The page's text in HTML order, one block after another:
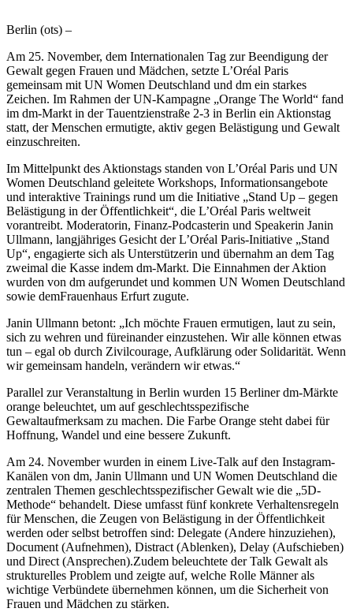
Berlin (ots) –
Am 25. November, dem Internationalen Tag zur Beendigung der
Gewalt gegen Frauen und Mädchen, setzte L’Oréal Paris
gemeinsam mit UN Women Deutschland und dm ein starkes
Zeichen. Im Rahmen der UN-Kampagne „Orange The World“ fand
im dm-Markt in der Tauentzienstraße 2-3 in Berlin ein Aktionstag
statt, der Menschen ermutigte, aktiv gegen Belästigung und Gewalt
einzuschreiten.
Im Mittelpunkt des Aktionstags standen von L’Oréal Paris und UN
Women Deutschland geleitete Workshops, Informationsangebote
und interaktive Trainings rund um die Initiative „Stand Up – gegen
Belästigung in der Öffentlichkeit“, die L’Oréal Paris weltweit
vorantreibt. Moderatorin, Finanz-Podcasterin und Speakerin Janin
Ullmann, langjähriges Gesicht der L’Oréal Paris-Initiative „Stand
Up“, engagierte sich als Unterstützerin und übernahm an dem Tag
zweimal die Kasse indem dm-Markt. Die Einnahmen der Aktion
wurden von dm aufgerundet und kommen UN Women Deutschland
sowie demFrauenhaus Erfurt zugute.
Janin Ullmann betont: „Ich möchte Frauen ermutigen, laut zu sein,
sich zu wehren und füreinander einzustehen. Wir alle können etwas
tun – egal ob durch Zivilcourage, Aufklärung oder Solidarität. Wenn
wir gemeinsam handeln, verändern wir etwas.“
Parallel zur Veranstaltung in Berlin wurden 15 Berliner dm-Märkte
orange beleuchtet, um auf geschlechtsspezifische
Gewaltaufmerksam zu machen. Die Farbe Orange steht dabei für
Hoffnung, Wandel und eine bessere Zukunft.
Am 24. November wurden in einem Live-Talk auf den Instagram-
Kanälen von dm, Janin Ullmann und UN Women Deutschland die
zentralen Themen geschlechtsspezifischer Gewalt wie die „5D-
Methode“ behandelt. Diese umfasst fünf konkrete Verhaltensregeln
für Menschen, die Zeugen von Belästigung in der Öffentlichkeit
werden oder selbst betroffen sind: Delegate (Andere hinzuziehen),
Document (Aufnehmen), Distract (Ablenken), Delay (Aufschieben)
und Direct (Ansprechen).Zudem beleuchtete der Talk Gewalt als
strukturelles Problem und zeigte auf, welche Rolle Männer als
wichtige Verbündete übernehmen können, um die Sicherheit von
Frauen und Mädchen zu stärken.